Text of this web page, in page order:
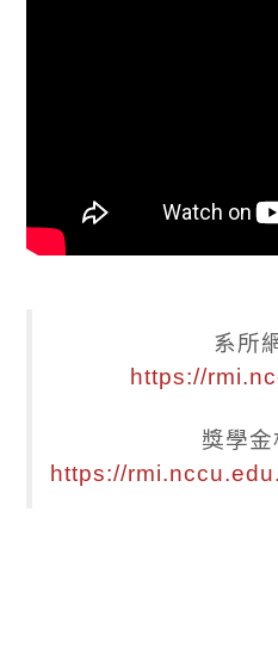
系所
https://
獎學金
https://